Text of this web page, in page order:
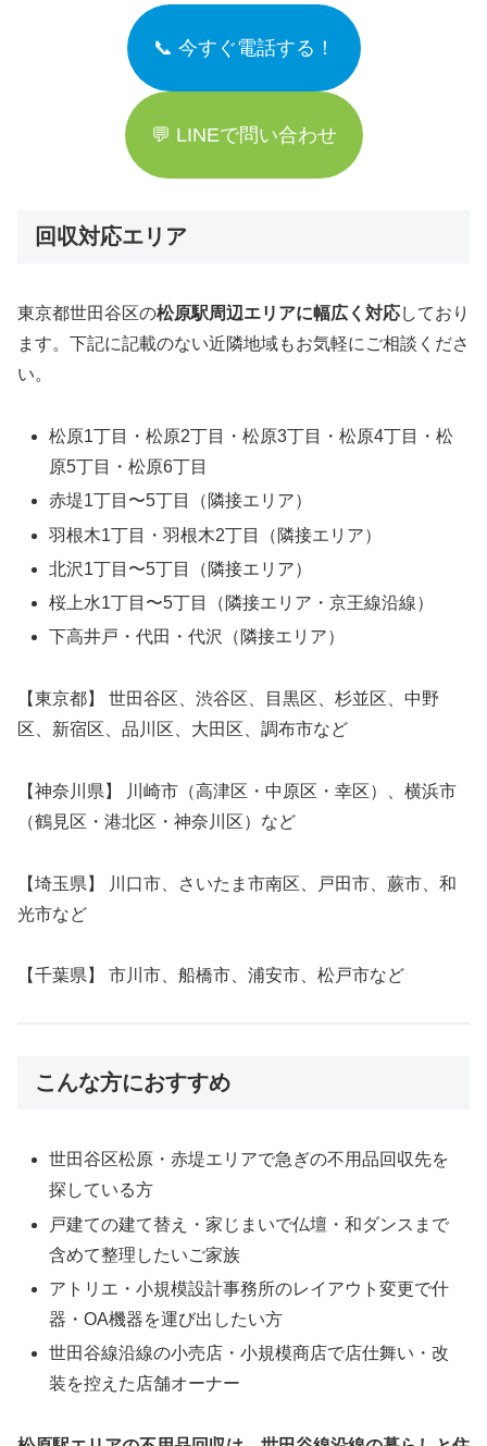
📞 今すぐ電話する！
💬 LINEで問い合わせ
回収対応エリア
東京都世田谷区の松原駅周辺エリアに幅広く対応しており
ます。下記に記載のない近隣地域もお気軽にご相談くださ
い。
松原1丁目・松原2丁目・松原3丁目・松原4丁目・松
原5丁目・松原6丁目
赤堤1丁目〜5丁目（隣接エリア）
羽根木1丁目・羽根木2丁目（隣接エリア）
北沢1丁目〜5丁目（隣接エリア）
桜上水1丁目〜5丁目（隣接エリア・京王線沿線）
下高井戸・代田・代沢（隣接エリア）
【東京都】 世田谷区、渋谷区、目黒区、杉並区、中野
区、新宿区、品川区、大田区、調布市など
【神奈川県】 川崎市（高津区・中原区・幸区）、横浜市
（鶴見区・港北区・神奈川区）など
【埼玉県】 川口市、さいたま市南区、戸田市、蕨市、和
光市など
【千葉県】 市川市、船橋市、浦安市、松戸市など
こんな方におすすめ
世田谷区松原・赤堤エリアで急ぎの不用品回収先を
探している方
戸建ての建て替え・家じまいで仏壇・和ダンスまで
含めて整理したいご家族
アトリエ・小規模設計事務所のレイアウト変更で什
器・OA機器を運び出したい方
世田谷線沿線の小売店・小規模商店で店仕舞い・改
装を控えた店舗オーナー